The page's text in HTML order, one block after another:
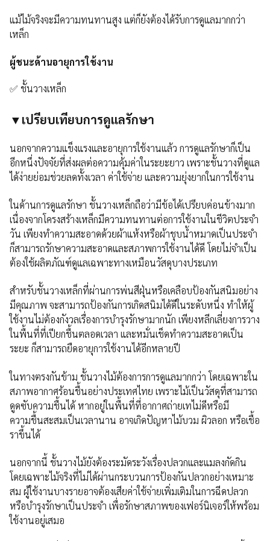
แม้ไม้จริงจะมีความทนทานสูง แต่ก็ยังต้องได้รับการดูแลมากกว่า
เหล็ก
ผู้ชนะด้านอายุการใช้งาน
✅ ชั้นวางเหล็ก
▼เปรียบเทียบการดูแลรักษา
นอกจากความแข็งแรงและอายุการใช้งานแล้ว การดูแลรักษาก็เป็น
อีกหนึ่งปัจจัยที่ส่งผลต่อความคุ้มค่าในระยะยาว เพราะชั้นวางที่ดูแล
ได้ง่ายย่อมช่วยลดทั้งเวลา ค่าใช้จ่าย และความยุ่งยากในการใช้งาน
ในด้านการดูแลรักษา ชั้นวางเหล็กถือว่ามีข้อได้เปรียบค่อนข้างมาก
เนื่องจากโครงสร้างเหล็กมีความทนทานต่อการใช้งานในชีวิตประจำ
วัน เพียงทำความสะอาดด้วยผ้าแห้งหรือผ้าชุบน้ำหมาดเป็นประจำ
ก็สามารถรักษาความสะอาดและสภาพการใช้งานได้ดี โดยไม่จำเป็น
ต้องใช้ผลิตภัณฑ์ดูแลเฉพาะทางเหมือนวัสดุบางประเภท
สำหรับชั้นวางเหล็กที่ผ่านการพ่นสีฝุ่นหรือเคลือบป้องกันสนิมอย่าง
มีคุณภาพ จะสามารถป้องกันการเกิดสนิมได้ดีในระดับหนึ่ง ทำให้ผู้
ใช้งานไม่ต้องกังวลเรื่องการบำรุงรักษามากนัก เพียงหลีกเลี่ยงการวาง
ในพื้นที่ที่เปียกชื้นตลอดเวลา และหมั่นเช็ดทำความสะอาดเป็น
ระยะ ก็สามารถยืดอายุการใช้งานได้อีกหลายปี
ในทางตรงกันข้าม ชั้นวางไม้ต้องการการดูแลมากกว่า โดยเฉพาะใน
สภาพอากาศร้อนชื้นอย่างประเทศไทย เพราะไม้เป็นวัสดุที่สามารถ
ดูดซับความชื้นได้ หากอยู่ในพื้นที่ที่อากาศถ่ายเทไม่ดีหรือมี
ความชื้นสะสมเป็นเวลานาน อาจเกิดปัญหาไม้บวม ผิวลอก หรือเชื้อ
ราขึ้นได้
นอกจากนี้ ชั้นวางไม้ยังต้องระมัดระวังเรื่องปลวกและแมลงกัดกิน
โดยเฉพาะไม้จริงที่ไม่ได้ผ่านกระบวนการป้องกันปลวกอย่างเหมาะ
สม ผู้ใช้งานบางรายอาจต้องเสียค่าใช้จ่ายเพิ่มเติมในการฉีดปลวก
หรือบำรุงรักษาเป็นประจำ เพื่อรักษาสภาพของเฟอร์นิเจอร์ให้พร้อม
ใช้งานอยู่เสมอ